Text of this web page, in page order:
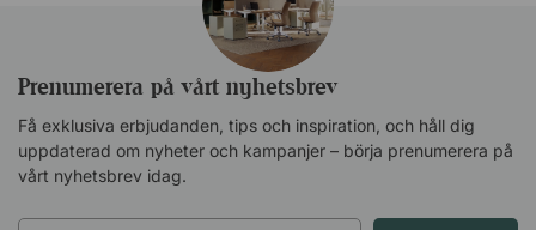
Prenumerera på vårt nyhetsbrev
Få exklusiva erbjudanden, tips och inspiration, och håll dig
uppdaterad om nyheter och kampanjer – börja prenumerera på
vårt nyhetsbrev idag.